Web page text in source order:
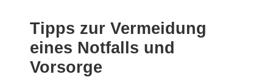
Tipps zur Vermeidung
eines Notfalls und
Vorsorge